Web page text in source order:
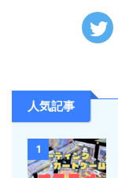
人気記事
1